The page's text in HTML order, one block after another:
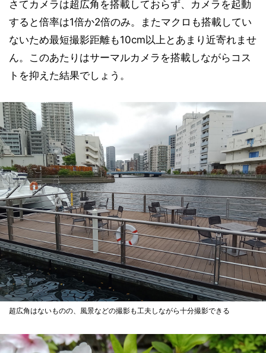
さてカメラは超広角を搭載しておらず、カメラを起動
すると倍率は1倍か2倍のみ。またマクロも搭載してい
ないため最短撮影距離も10cm以上とあまり近寄れませ
ん。このあたりはサーマルカメラを搭載しながらコス
トを抑えた結果でしょう。
超広角はないものの、風景などの撮影も工夫しながら十分撮影できる